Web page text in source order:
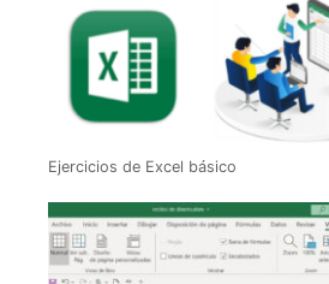
Ejercicios de Excel básico